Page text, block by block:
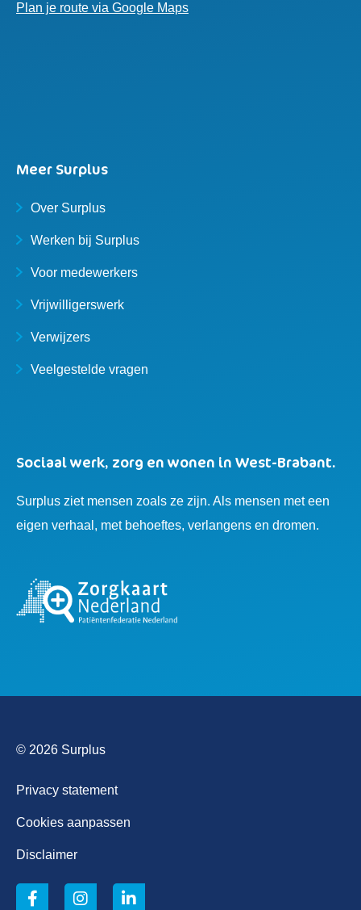
Plan je route via Google Maps
Meer Surplus
Over Surplus
Werken bij Surplus
Voor medewerkers
Vrijwilligerswerk
Verwijzers
Veelgestelde vragen
Sociaal werk, zorg en wonen in West-Brabant.
Surplus ziet mensen zoals ze zijn. Als mensen met een
eigen verhaal, met behoeftes, verlangens en dromen.
© 2026 Surplus
Privacy statement
Cookies aanpassen
Disclaimer